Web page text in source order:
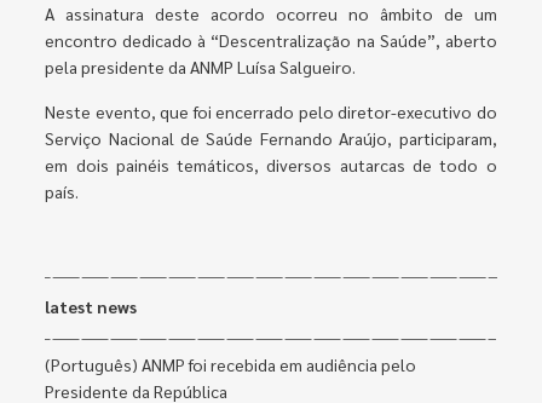
A assinatura deste acordo ocorreu no âmbito de um
encontro dedicado à “Descentralização na Saúde”, aberto
pela presidente da ANMP Luísa Salgueiro.
Neste evento, que foi encerrado pelo diretor-executivo do
Serviço Nacional de Saúde Fernando Araújo, participaram,
em dois painéis temáticos, diversos autarcas de todo o
país.
latest news
(Português) ANMP foi recebida em audiência pelo
Presidente da República